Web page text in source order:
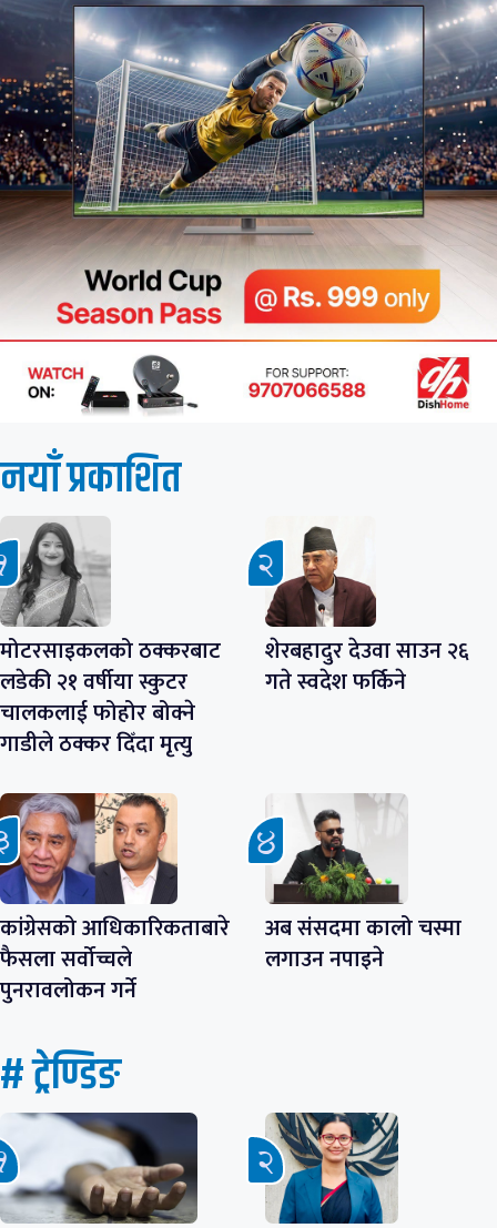
नयाँ प्रकाशित
मोटरसाइकलको ठक्करबाट
लडेकी २१ वर्षीया स्कुटर
चालकलाई फोहोर बोक्ने
गाडीले ठक्कर दिँदा मृत्यु
शेरबहादुर देउवा साउन २६
गते स्वदेश फर्किने
कांग्रेसको आधिकारिकताबारे
फैसला सर्वोच्चले
पुनरावलोकन गर्ने
अब संसदमा कालो चस्मा
लगाउन नपाइने
# ट्रेण्डिङ